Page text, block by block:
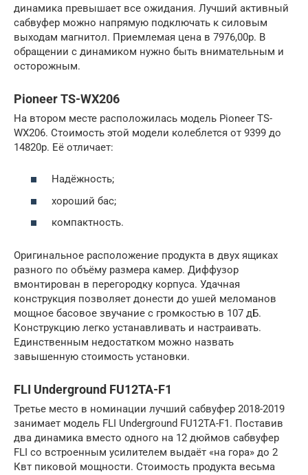
динамика превышает все ожидания. Лучший активный
сабвуфер можно напрямую подключать к силовым
выходам магнитол. Приемлемая цена в 7976,00р. В
обращении с динамиком нужно быть внимательным и
осторожным.
Pioneer TS-WX206
На втором месте расположилась модель Pioneer TS-
WX206. Стоимость этой модели колеблется от 9399 до
14820р. Её отличает:
Надёжность;
хороший бас;
компактность.
Оригинальное расположение продукта в двух ящиках
разного по объёму размера камер. Диффузор
вмонтирован в перегородку корпуса. Удачная
конструкция позволяет донести до ушей меломанов
мощное басовое звучание с громкостью в 107 дБ.
Конструкцию легко устанавливать и настраивать.
Единственным недостатком можно назвать
завышенную стоимость установки.
FLI Underground FU12TA-F1
Третье место в номинации лучший сабвуфер 2018-2019
занимает модель FLI Underground FU12TA-F1. Поставив
два динамика вместо одного на 12 дюймов сабвуфер
FLI со встроенным усилителем выдаёт «на гора» до 2
Квт пиковой мощности. Стоимость продукта весьма